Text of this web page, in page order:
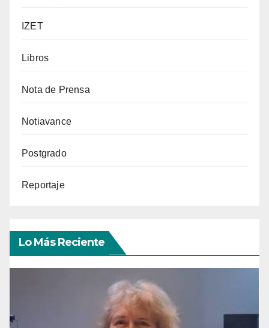
IZET
Libros
Nota de Prensa
Notiavance
Postgrado
Reportaje
Lo Más Reciente